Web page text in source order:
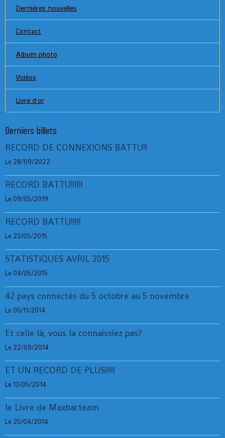
Dernières nouvelles
Contact
Album photo
Vidéos
Livre d'or
Derniers billets
RECORD DE CONNEXIONS BATTU!!
Le 28/09/2022
RECORD BATTU!!!!!!
Le 09/05/2019
RECORD BATTU!!!!!
Le 23/05/2015
STATISTIQUES AVRIL 2015
Le 04/05/2015
42 pays connectés du 5 octobre au 5 novembre
Le 05/11/2014
Et celle là, vous la connaissiez pas?
Le 22/09/2014
ET UN RECORD DE PLUS!!!!!
Le 13/05/2014
le Livre de Maxbarteam
Le 25/04/2014